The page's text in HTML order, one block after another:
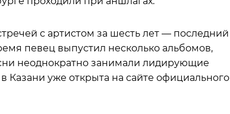
с артистом за шесть лет — последний
певец выпустил несколько альбомов,
неоднократно занимали лидирующие
Казани уже открыта на сайте официального